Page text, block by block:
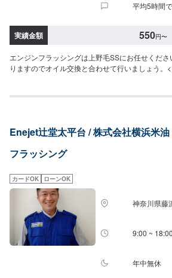
平均5時間
実績金額 550円〜
エンジンフラッシングは上野毛SSにお任せくだ
りますのでオイル交換と合わせて行いましょう。
Enejet辻堂太平台 / 株式会社横浜米
フラッシング
カードOK ローンOK
神奈川県藤
9:00 ~ 18:00
年中無休